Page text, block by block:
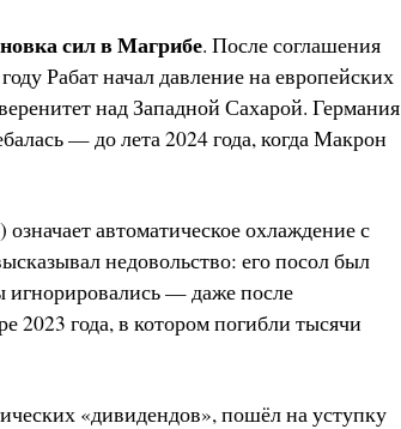
сил в Магрибе. После соглашения
Рабат начал давление на европейских
над Западной Сахарой. Германия
— до лета 2024 года, когда Макрон
автоматическое охлаждение с
недовольство: его посол был
игнорировались — даже после
2023 года, в котором погибли тысячи
«дивидендов», пошёл на уступку